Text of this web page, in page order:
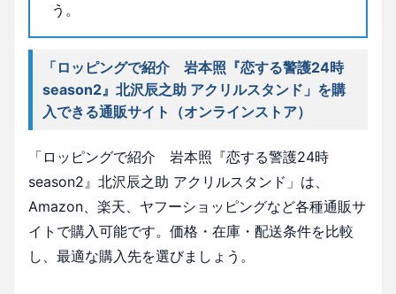
う。
「ロッピングで紹介 岩本照『恋する警護24時
season2』北沢辰之助 アクリルスタンド」を購
入できる通販サイト（オンラインストア）
「ロッピングで紹介 岩本照『恋する警護24時
season2』北沢辰之助 アクリルスタンド」は、
Amazon、楽天、ヤフーショッピングなど各種通販サ
イトで購入可能です。価格・在庫・配送条件を比較
し、最適な購入先を選びましょう。